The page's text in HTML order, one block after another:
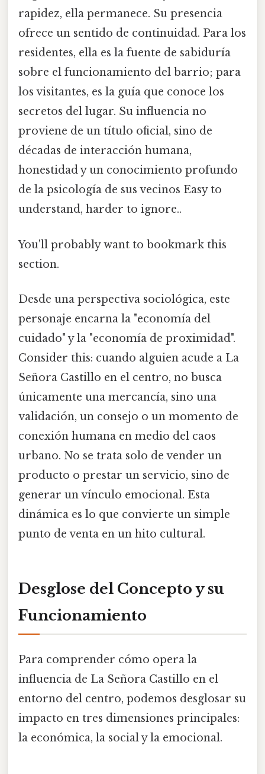
rapidez, ella permanece. Su presencia
ofrece un sentido de continuidad. Para los
residentes, ella es la fuente de sabiduría
sobre el funcionamiento del barrio; para
los visitantes, es la guía que conoce los
secretos del lugar. Su influencia no
proviene de un título oficial, sino de
décadas de interacción humana,
honestidad y un conocimiento profundo
de la psicología de sus vecinos Easy to
understand, harder to ignore..
You'll probably want to bookmark this
section.
Desde una perspectiva sociológica, este
personaje encarna la "economía del
cuidado" y la "economía de proximidad".
Consider this: cuando alguien acude a La
Señora Castillo en el centro, no busca
únicamente una mercancía, sino una
validación, un consejo o un momento de
conexión humana en medio del caos
urbano. No se trata solo de vender un
producto o prestar un servicio, sino de
generar un vínculo emocional. Esta
dinámica es lo que convierte un simple
punto de venta en un hito cultural.
Desglose del Concepto y su
Funcionamiento
Para comprender cómo opera la
influencia de La Señora Castillo en el
entorno del centro, podemos desglosar su
impacto en tres dimensiones principales:
la económica, la social y la emocional.